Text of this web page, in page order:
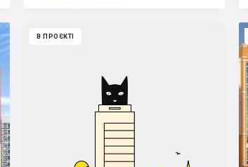
В ПРОЄКТІ